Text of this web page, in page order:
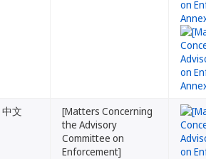
中文
[Matters Concerning
the Advisory
Committee on
Enforcement]